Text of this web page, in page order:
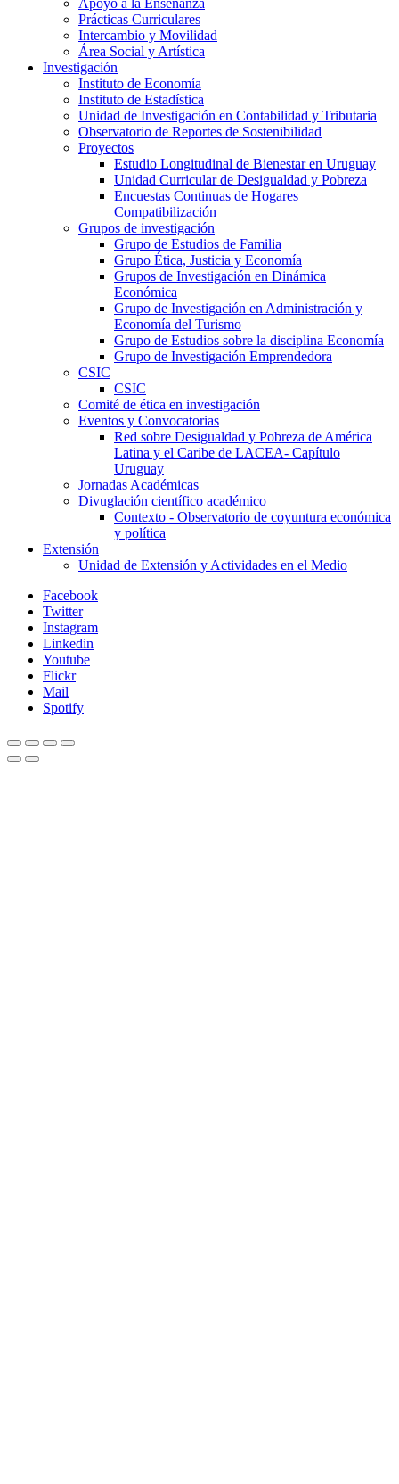
Prácticas Curriculares
Intercambio y Movilidad
Área Social y Artística
Investigación
Instituto de Economía
Instituto de Estadística
Unidad de Investigación en Contabilidad y Tributaria
Observatorio de Reportes de Sostenibilidad
Proyectos
Estudio Longitudinal de Bienestar en Uruguay
Unidad Curricular de Desigualdad y Pobreza
Encuestas Continuas de Hogares
Compatibilización
Grupos de investigación
Grupo de Estudios de Familia
Grupo Ética, Justicia y Economía
Grupos de Investigación en Dinámica
Económica
Grupo de Investigación en Administración y
Economía del Turismo
Grupo de Estudios sobre la disciplina Economía
Grupo de Investigación Emprendedora
CSIC
CSIC
Comité de ética en investigación
Eventos y Convocatorias
Red sobre Desigualdad y Pobreza de América
Latina y el Caribe de LACEA- Capítulo
Uruguay
Jornadas Académicas
Divuglación científico académico
Contexto - Observatorio de coyuntura económica
y política
Extensión
Unidad de Extensión y Actividades en el Medio
Facebook
Twitter
Instagram
Linkedin
Youtube
Flickr
Mail
Spotify